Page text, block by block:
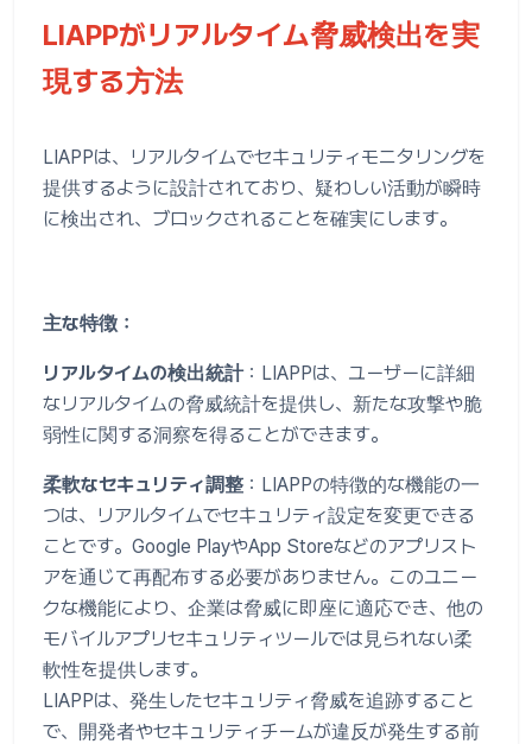
LIAPPがリアルタイム脅威検出を実
現する方法
LIAPPは、リアルタイムでセキュリティモニタリングを
提供するように設計されており、疑わしい活動が瞬時
に検出され、ブロックされることを確実にします。
主な特徴：
リアルタイムの検出統計：LIAPPは、ユーザーに詳細
なリアルタイムの脅威統計を提供し、新たな攻撃や脆
弱性に関する洞察を得ることができます。
柔軟なセキュリティ調整 ：LIAPPの特徴的な機能の一
つは、リアルタイムでセキュリティ設定を変更できる
ことです。Google PlayやApp Storeなどのアプリスト
アを通じて再配布する必要がありません。このユニー
クな機能により、企業は脅威に即座に適応でき、他の
モバイルアプリセキュリティツールでは見られない柔
軟性を提供します。
LIAPPは、発生したセキュリティ脅威を追跡すること
で、開発者やセキュリティチームが違反が発生する前